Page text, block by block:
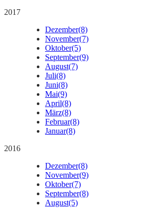
2017
Dezember(8)
November(7)
Oktober(5)
September(9)
August(7)
Juli(8)
Juni(8)
Mai(9)
April(8)
März(8)
Februar(8)
Januar(8)
2016
Dezember(8)
November(9)
Oktober(7)
September(8)
August(5)